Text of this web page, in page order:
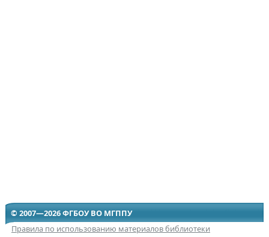
© 2007—2026 ФГБОУ ВО МГППУ
Правила по использованию материалов библиотеки